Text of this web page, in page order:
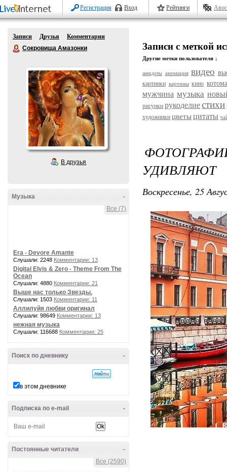
Регистрация Вход Рейтинги
Записи Друзья
Комментарии
Сокровища Амазонки
В друзья
-
Музыка
Все (7)
Era - Devore Amante
Слушали: 2248 Комментарии: 13
Digital Elvis & Zero - Theme From The
Ocean
Слушали: 4880 Комментарии: 21
Выше нас только Звезды.
Слушали: 1503 Комментарии: 11
Аллилуйя любви оригинал
Слушали: 98649 Комментарии: 13
нежная музыка
Слушали: 116688 Комментарии: 25
-
Поиск по дневнику
в этом дневнике
-
Подписка по e-mail
-
Постоянные читатели
Все (2590)
Записи с меткой
Другие метки пользователя ↓
анекдоты анимация видео
картинки картины кино
мужчина музыка
рисунки рукоделиестихи
художники цветыцитаты
УДИВЛЯЮТ
Воскресенье, 25